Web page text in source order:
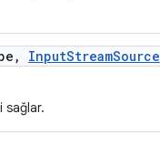
, InputStreamSource
sağlar.